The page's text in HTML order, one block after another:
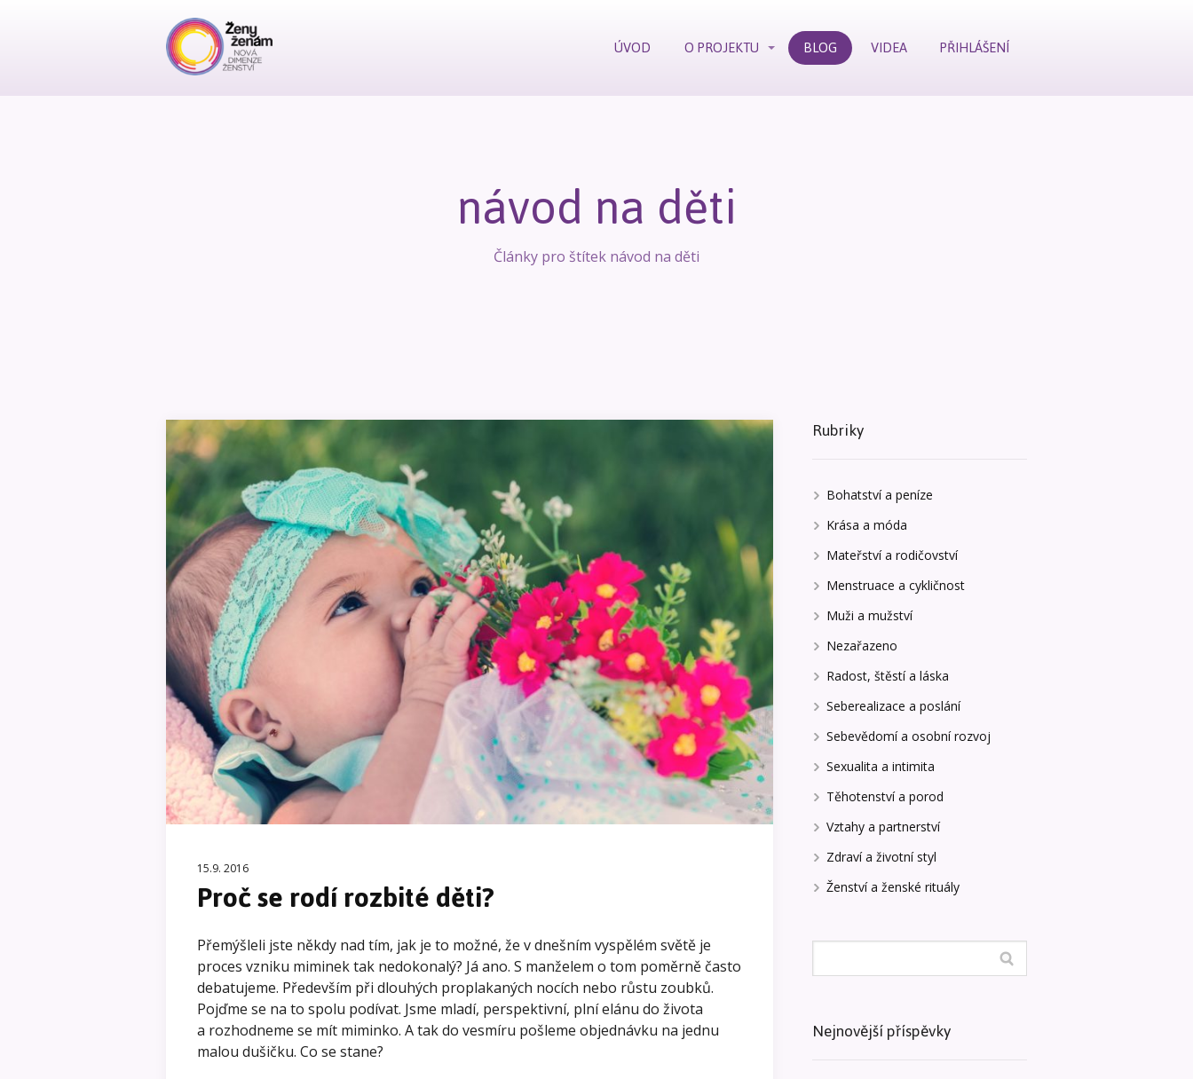
ÚVOD O PROJEKTU BLOG VIDEA PŘIHLÁŠENÍ
návod na děti
Články pro štítek návod na děti
15.9. 2016
Proč se rodí rozbité děti?
Přemýšleli jste někdy nad tím, jak je to možné, že v dnešním vyspělém světě je
proces vzniku miminek tak nedokonalý? Já ano. S manželem o tom poměrně často
debatujeme. Především při dlouhých proplakaných nocích nebo růstu zoubků.
Pojďme se na to spolu podívat. Jsme mladí, perspektivní, plní elánu do života
a rozhodneme se mít miminko. A tak do vesmíru pošleme objednávku na jednu
malou dušičku. Co se stane?
Rubriky
Bohatství a peníze
Krása a móda
Mateřství a rodičovství
Menstruace a cykličnost
Muži a mužství
Nezařazeno
Radost, štěstí a láska
Seberealizace a poslání
Sebevědomí a osobní rozvoj
Sexualita a intimita
Těhotenství a porod
Vztahy a partnerství
Zdraví a životní styl
Ženství a ženské rituály
Nejnovější příspěvky